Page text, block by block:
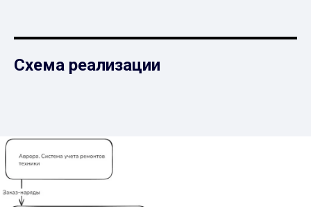
Схема реализации